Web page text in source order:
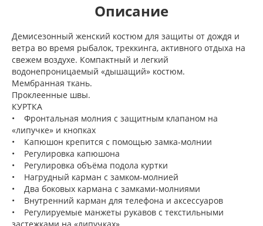
Описание
Демисезонный женский костюм для защиты от дождя и
ветра во время рыбалок, треккинга, активного отдыха на
свежем воздухе. Компактный и легкий
водонепроницаемый «дышащий» костюм.
Мембранная ткань.
Проклеенные швы.
КУРТКА
• Фронтальная молния с защитным клапаном на
«липучке» и кнопках
• Капюшон крепится с помощью замка-молнии
• Регулировка капюшона
• Регулировка объёма подола куртки
• Нагрудный карман с замком-молнией
• Два боковых кармана с замками-молниями
• Внутренний карман для телефона и аксессуаров
• Регулируемые манжеты рукавов с текстильными
застежками на «липучках»